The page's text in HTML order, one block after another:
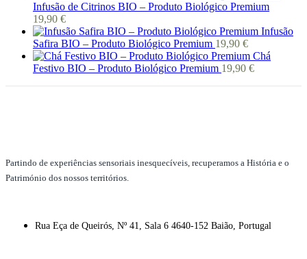
Infusão de Citrinos BIO – Produto Biológico Premium
19,90 €
Infusão
Safira BIO – Produto Biológico Premium 19,90 €
Chá
Festivo BIO – Produto Biológico Premium 19,90 €
Partindo de experiências sensoriais inesquecíveis, recuperamos a História e o
Património dos nossos territórios.
Rua Eça de Queirós, Nº 41, Sala 6 4640-152 Baião, Portugal